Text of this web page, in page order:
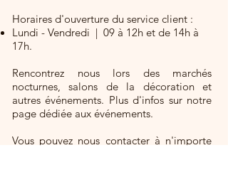
Horaires d'ouverture du service client :
Lundi - Vendredi | 09 à 12h et de 14h à
17h.
Rencontrez nous lors des marchés
nocturnes, salons de la décoration et
autres événements. Plus d'infos sur notre
page dédiée aux événements.
Vous pouvez nous contacter à n'importe